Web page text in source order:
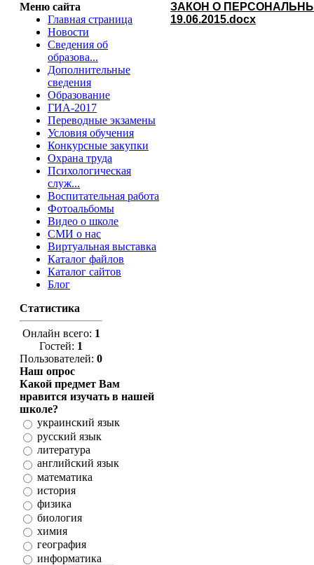
Меню сайта
Главная страница
Новости
Сведения об
образова...
Дополнительные
сведения
Образование
ГИА-2017
Переводные экзамены
Условия обучения
Конкурсные закупки
Охрана труда
Психологическая
служ...
Воспитательная работа
Фотоальбомы
Видео о школе
СМИ о нас
Виртуальная выставка
Каталог файлов
Каталог сайтов
Блог
Статистика
Онлайн всего: 1
Гостей: 1
Пользователей: 0
Наш опрос
Какой предмет Вам
нравится изучать в нашей
школе?
украинский язык
русский язык
литература
английский язык
математика
история
физика
биология
химия
география
информатика
ЗАКОН О
19.06.2015.docx